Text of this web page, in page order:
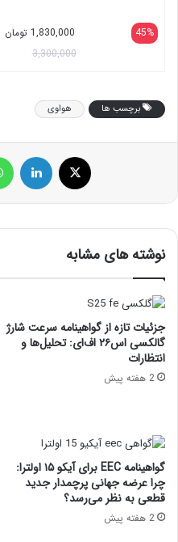
45%
1,830,000 تومان
3,300,000
برچسب ها هواوی
ایکس
نوشته های مشابه
جزئیات تازه از گواهینامه سرعت شارژ
گالکسی اس۲۶ اف‌ای: تحلیل‌ها و
انتظارات
2 هفته پیش
گواهینامه EEC برای آیکو ۱۵ اولترا:
چرا عرضه جهانی پرچمدار جدید
قطعی به نظر می‌رسد؟
2 هفته پیش